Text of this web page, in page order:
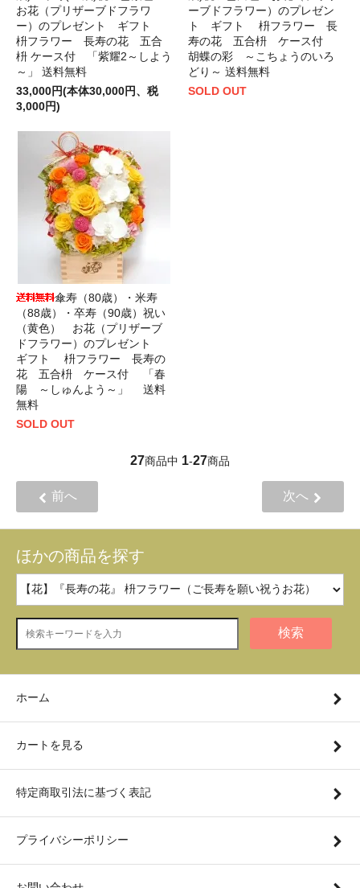
お花（プリザーブドフラワ
ー）のプレゼント ギフト
枡フラワー 長寿の花 五合
枡 ケース付 「紫耀2～しよう
～」 送料無料
33,000円(本体30,000円、税
3,000円)
ーブドフラワー）のプレゼン
ト ギフト 枡フラワー 長
寿の花 五合枡 ケース付
胡蝶の彩 ～こちょうのいろ
どり～ 送料無料
SOLD OUT
傘寿（80歳）・米寿
（88歳）・卒寿（90歳）祝い
（黄色） お花（プリザーブ
ドフラワー）のプレゼント
ギフト 枡フラワー 長寿の
花 五合枡 ケース付 「春
陽 ～しゅんよう～」 送料
無料
SOLD OUT
27商品中 1-27商品
前へ 次へ
ほかの商品を探す
検索
ホーム
カートを見る
特定商取引法に基づく表記
プライバシーポリシー